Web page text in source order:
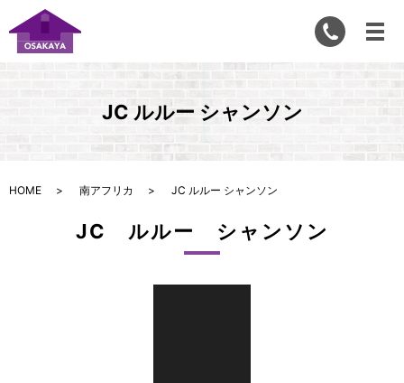
JC ルルー シャンソン
HOME 南アフリカ JC ルルー シャンソン
JC ルルー シャンソン